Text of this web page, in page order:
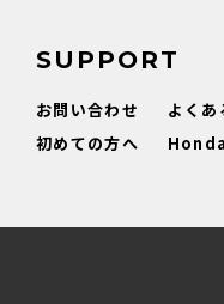
SUPPORT
お問い合わせ よくあ
初めての方へ